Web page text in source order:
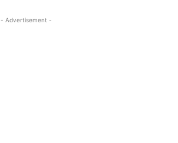
- Advertisement -